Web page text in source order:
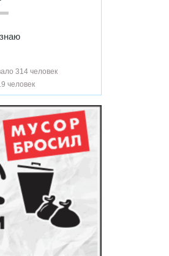
314 человек
человек